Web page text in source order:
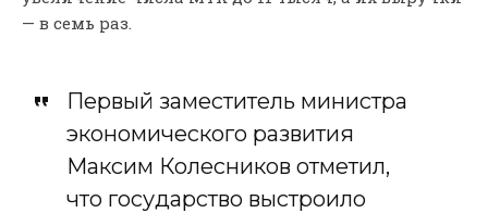
— в семь раз.
Первый заместитель министра
экономического развития
Максим Колесников отметил,
что государство выстроило